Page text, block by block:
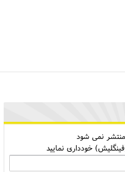
نمی شود
خودداری نمایید